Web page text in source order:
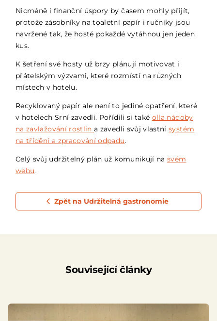
Nicméně i finanční úspory by časem mohly přijít,
protože zásobníky na toaletní papír i ručníky jsou
navržené tak, že hosté pokaždé vytáhnou jen jeden
kus.
K šetření své hosty už brzy plánují motivovat i
přátelským výzvami, které rozmístí na různých
místech v hotelu.
Recyklovaný papír ale není to jediné opatření, které
v hotelech Srní zavedli. Pořídili si také olla nádoby
na zavlažování rostlina zavedli svůj vlastnísystém
na třídění a zpracování odpadu.
Celý svůj udržitelný plán už komunikují nasvém
webu.
Zpět na Udržitelná gastronomie
Související články